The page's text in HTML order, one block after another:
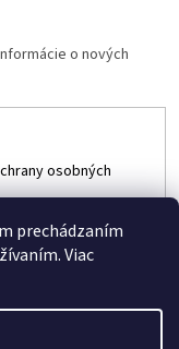
prechádzaním
Viac
o nových
osobných